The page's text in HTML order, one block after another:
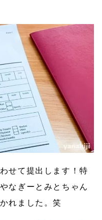
せて提出します！特
なぎーとみとちゃん
れました。笑